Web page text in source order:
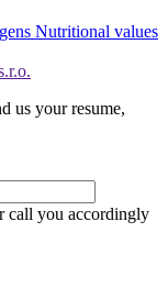
Nutritional values
us your resume,
call you accordingly